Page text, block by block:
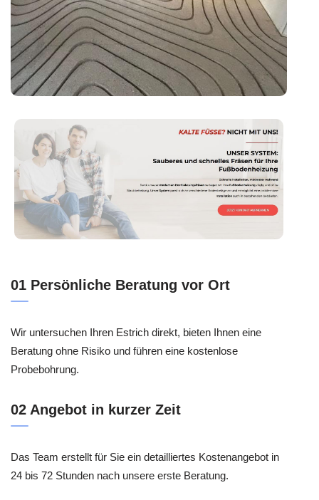
01 Persönliche Beratung vor Ort
Wir untersuchen Ihren Estrich direkt, bieten Ihnen eine
Beratung ohne Risiko und führen eine kostenlose
Probebohrung.
02 Angebot in kurzer Zeit
Das Team erstellt für Sie ein detailliertes Kostenangebot in
24 bis 72 Stunden nach unsere erste Beratung.